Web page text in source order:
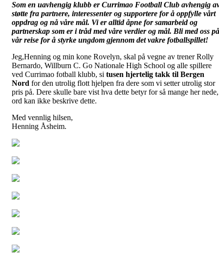
Som en uavhengig klubb er Currimao Football Club avhengig
støtte fra partnere, interessenter og supportere for å oppfylle vårt
oppdrag og nå våre mål. Vi er alltid åpne for samarbeid og
partnerskap som er i tråd med våre verdier og mål. Bli med oss på
vår reise for å styrke ungdom gjennom det vakre fotballspillet!
Jeg,Henning og min kone Rovelyn, skal på vegne av trener Rolly
Bernardo, Willburn C. Go Nationale High School og alle spillere
ved Currimao fotball klubb, si tusen hjertelig takk til Bergen
Nord for den utrolig flott hjelpen fra dere som vi setter utrolig stor
pris på. Dere skulle bare vist hva dette betyr for så mange her nede,
ord kan ikke beskrive dette.
Med vennlig hilsen,
Henning Åsheim.